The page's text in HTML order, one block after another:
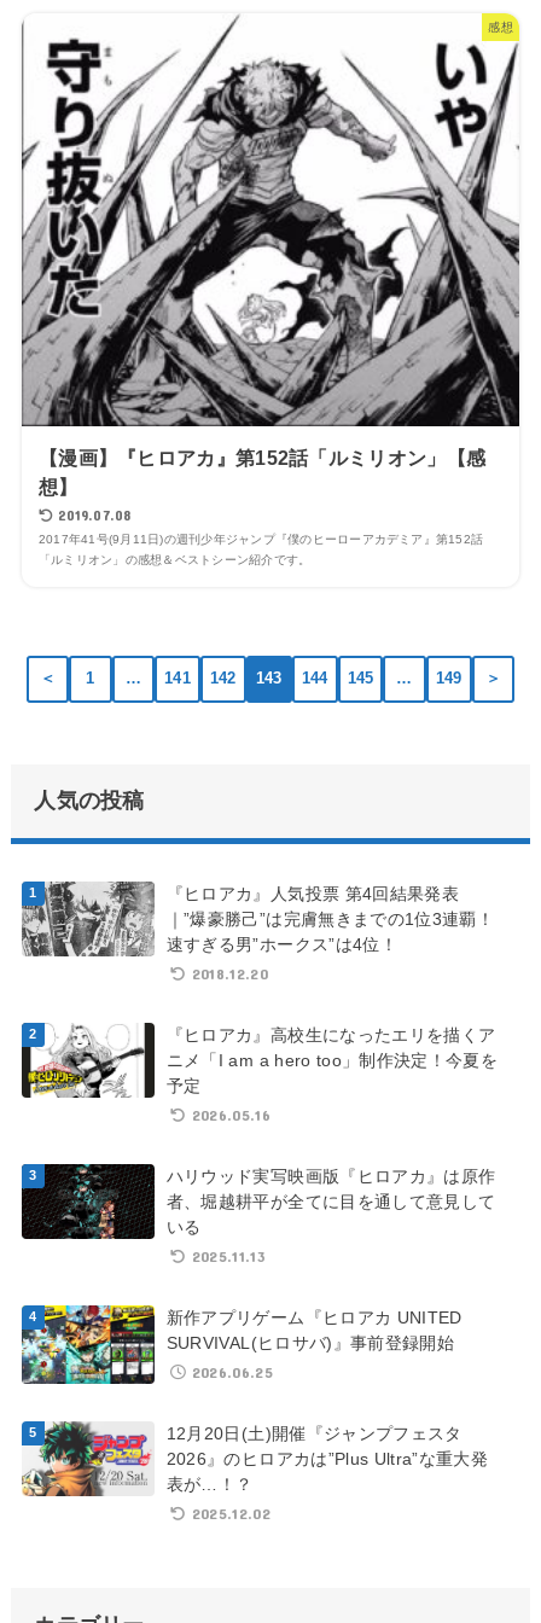
感想
【漫画】『ヒロアカ』第152話「ルミリオン」【感
想】
2019.07.08
2017年41号(9月11日)の週刊少年ジャンプ『僕のヒーローアカデミア』第152話
「ルミリオン」の感想＆ベストシーン紹介です。
＜ 1 … 141 142 143 144 145 … 149 ＞
人気の投稿
『ヒロアカ』人気投票 第4回結果発表
｜”爆豪勝己”は完膚無きまでの1位3連覇！
速すぎる男”ホークス”は4位！
2018.12.20
『ヒロアカ』高校生になったエリを描くア
ニメ「I am a hero too」制作決定！今夏を
予定
2026.05.16
ハリウッド実写映画版『ヒロアカ』は原作
者、堀越耕平が全てに目を通して意見して
いる
2025.11.13
新作アプリゲーム『ヒロアカ UNITED
SURVIVAL(ヒロサバ)』事前登録開始
2026.06.25
12月20日(土)開催『ジャンプフェスタ
2026』のヒロアカは”Plus Ultra”な重大発
表が…！？
2025.12.02